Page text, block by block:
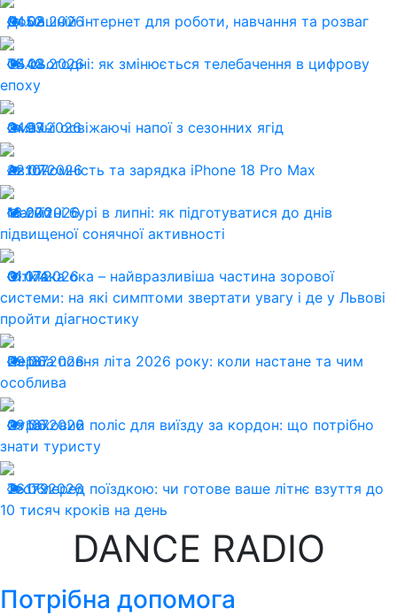
04.08.2026
52
Домашній інтернет для роботи, навчання та розваг
04.08.2026
40
ТБ сьогодні: як змінюється телебачення в цифрову
епоху
24.07.2026
93
Смачні освіжаючі напої з сезонних ягід
22.07.2026
107
Автономність та зарядка iPhone 18 Pro Max
13.07.2026
200
Магнітні бурі в липні: як підготуватися до днів
підвищеної сонячної активності
01.07.2026
174
Сітківка ока – найвразливіша частина зорової
системи: на які симптоми звертати увагу і де у Львові
пройти діагностику
29.06.2026
187
Перша повня літа 2026 року: коли настане та чим
особлива
29.06.2026
167
Страховий поліс для виїзду за кордон: що потрібно
знати туристу
26.06.2026
179
Тест перед поїздкою: чи готове ваше літнє взуття до
10 тисяч кроків на день
DANCE RADIO
Потрібна допомога